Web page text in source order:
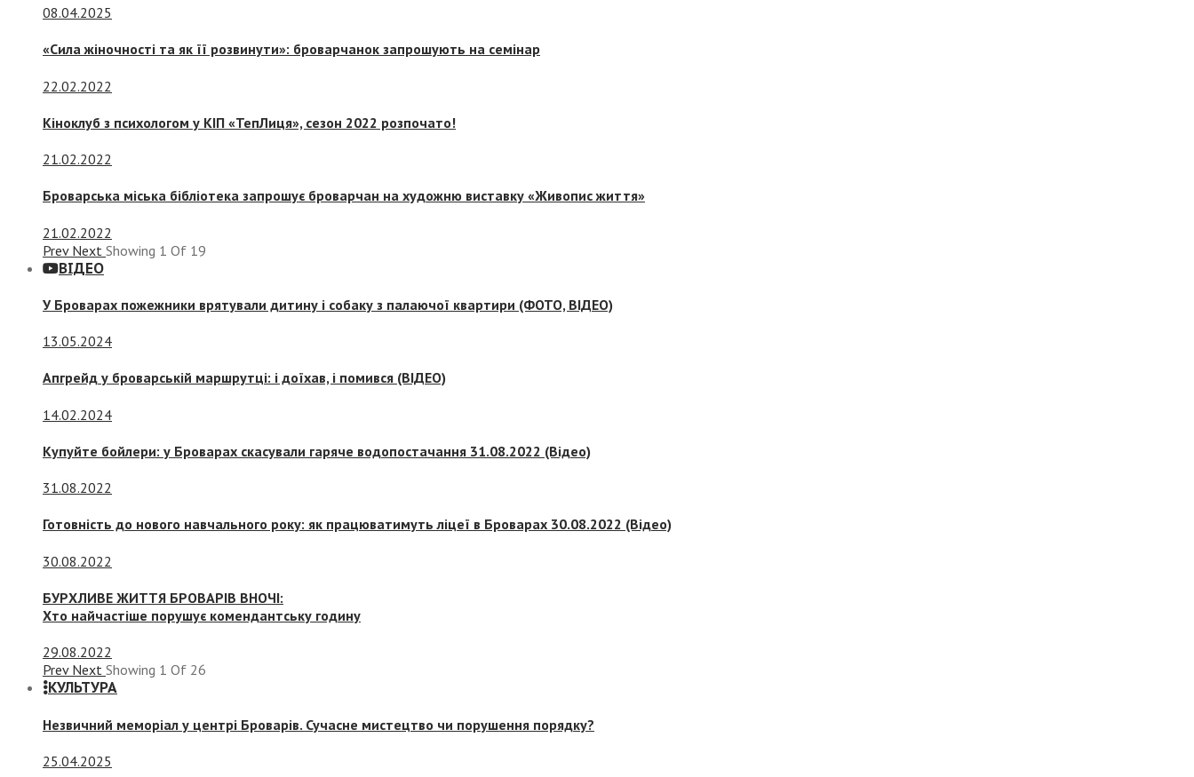
08.04.2025
«Сила жіночності та як її розвинути»: броварчанок запрошують на семінар
22.02.2022
Кіноклуб з психологом у КІП «ТепЛиця», сезон 2022 розпочато!
21.02.2022
Броварська міська бібліотека запрошує броварчан на художню виставку «Живопис життя»
21.02.2022
Prev Next Showing 1 Of 19
ВІДЕО
У Броварах пожежники врятували дитину і собаку з палаючої квартири (ФОТО, ВІДЕО)
13.05.2024
Апгрейд у броварській маршрутці: і доїхав, і помився (ВІДЕО)
14.02.2024
Купуйте бойлери: у Броварах скасували гаряче водопостачання 31.08.2022 (Відео)
31.08.2022
Готовність до нового навчального року: як працюватимуть ліцеї в Броварах 30.08.2022 (Відео)
30.08.2022
БУРХЛИВЕ ЖИТТЯ БРОВАРІВ ВНОЧІ:
Хто найчастіше порушує комендантську годину
29.08.2022
Prev Next Showing 1 Of 26
КУЛЬТУРА
Незвичний меморіал у центрі Броварів. Сучасне мистецтво чи порушення порядку?
25.04.2025